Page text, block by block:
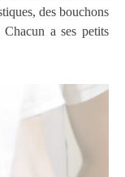
des bouchons
a ses petits